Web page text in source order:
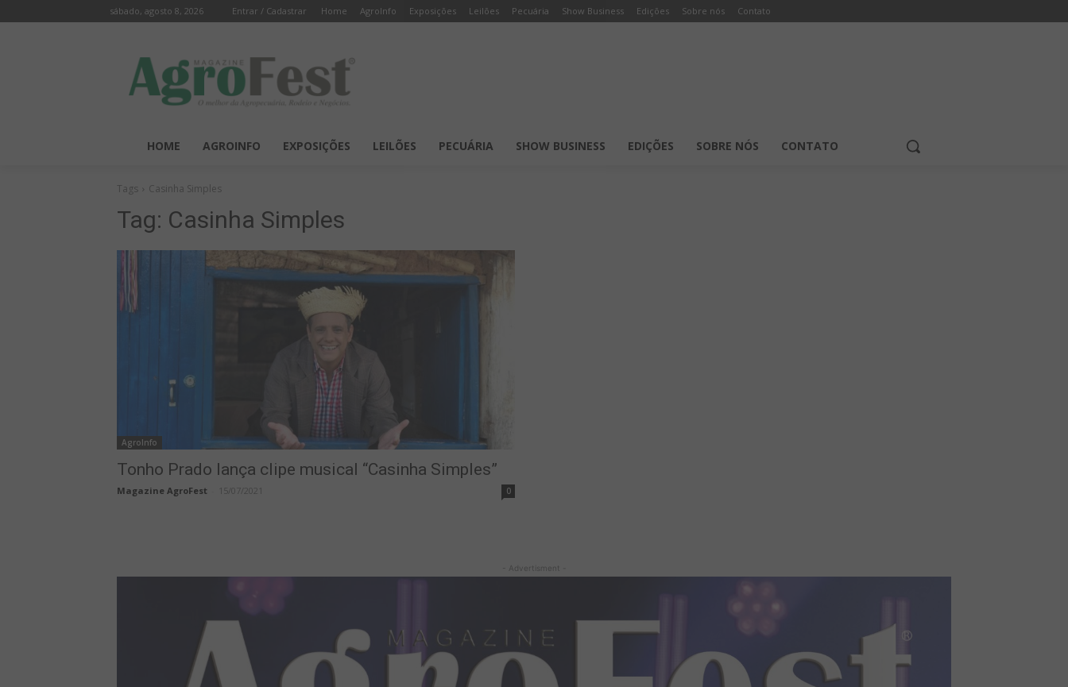
sábado, agosto 8, 2026 Entrar / Cadastrar Home AgroInfo Exposições Leilões Pecuária Show Business Edições Sobre nós Contato
HOME AGROINFO EXPOSIÇÕES LEILÕES PECUÁRIA SHOW BUSINESS EDIÇÕES SOBRE NÓS CONTATO
Tags Casinha Simples
Tag: Casinha Simples
AgroInfo
Tonho Prado lança clipe musical “Casinha Simples”
Magazine AgroFest 15/07/2021 0
- Advertisment -